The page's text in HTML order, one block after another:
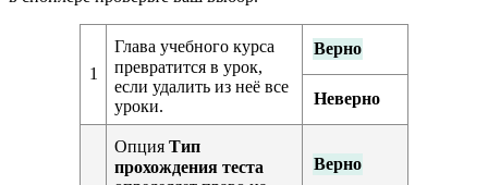
1
Глава учебного курса
превратится в урок,
если удалить из неё все
уроки.
Верно
Неверно
Опция Тип
прохождения теста
Верно